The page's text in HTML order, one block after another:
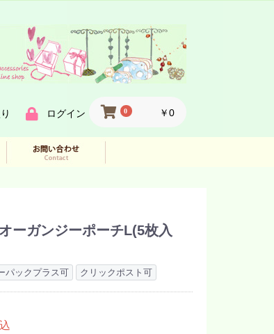
ログイン 0 ￥0
ガンジーポーチL(5枚入
パックプラス可 クリックポスト可